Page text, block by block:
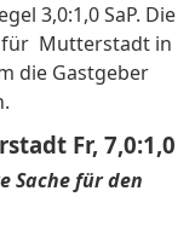
3,0:1,0 SaP. Die
für Mutterstadt in
die Gastgeber
Fr, 7,0:1,0
Sache für den